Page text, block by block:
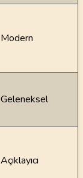
Modern
Geleneksel
Açıklayıcı